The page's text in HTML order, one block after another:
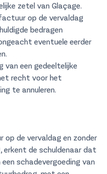
zetel van Glaçage.
op de vervaldag
bedragen
eventuele eerder
van een gedeeltelijke
recht voor het
te annuleren.
de vervaldag en zonder
erkent de schuldenaar dat
schadevergoeding van